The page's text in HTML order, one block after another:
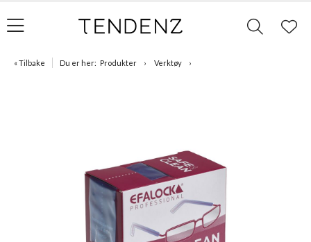
« Tilbake Du er her: Produkter Verktøy